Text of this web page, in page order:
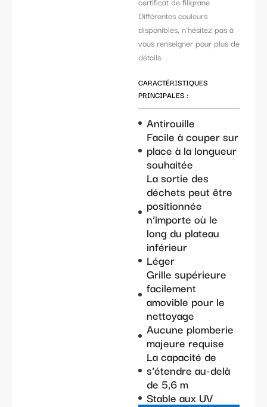
Différentes couleurs
disponibles, n'hésitez pas à
vous renseigner pour plus de
détails
CARACTÉRISTIQUES
PRINCIPALES :
Antirouille
Facile à couper sur
place à la longueur
souhaitée
La sortie des
déchets peut être
positionnée
n'importe où le
long du plateau
inférieur
Léger
Grille supérieure
facilement
amovible pour le
nettoyage
Aucune plomberie
majeure requise
La capacité de
s'étendre au-delà
de 5,6 m
Stable aux UV